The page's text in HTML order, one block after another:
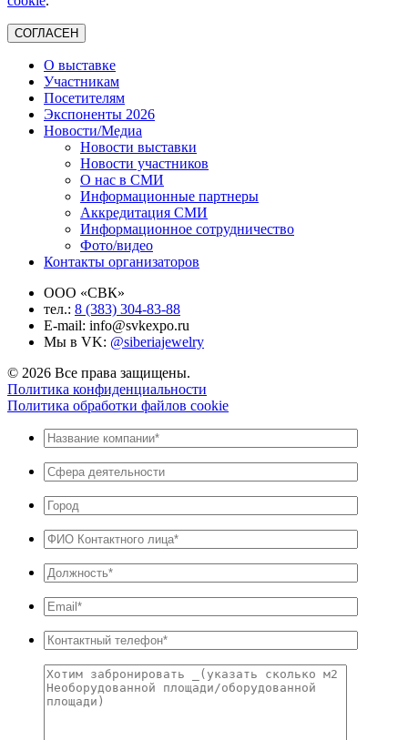
СОГЛАСЕН
О выставке
Участникам
Посетителям
Экспоненты 2026
Новости/Медиа
Новости выставки
Новости участников
О нас в СМИ
Информационные партнеры
Аккредитация СМИ
Информационное сотрудничество
Фото/видео
Контакты организаторов
ООО «СВК»
тел.: 8 (383) 304-83-88
E-mail: info@svkexpo.ru
Мы в VK: @siberiajewelry
© 2026 Все права защищены.
Политика конфиденциальности
Политика обработки файлов cookie